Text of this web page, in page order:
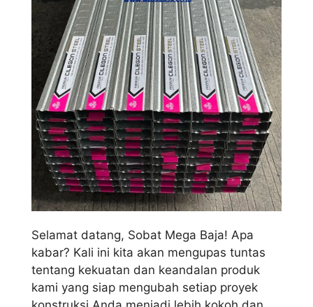
Selamat datang, Sobat Mega Baja! Apa
kabar? Kali ini kita akan mengupas tuntas
tentang kekuatan dan keandalan produk
kami yang siap mengubah setiap proyek